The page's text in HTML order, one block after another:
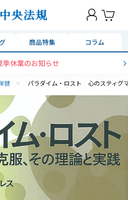
商品特集 コラム
季休業のお知らせ
健 > パラダイム・ロスト 心のスティグ